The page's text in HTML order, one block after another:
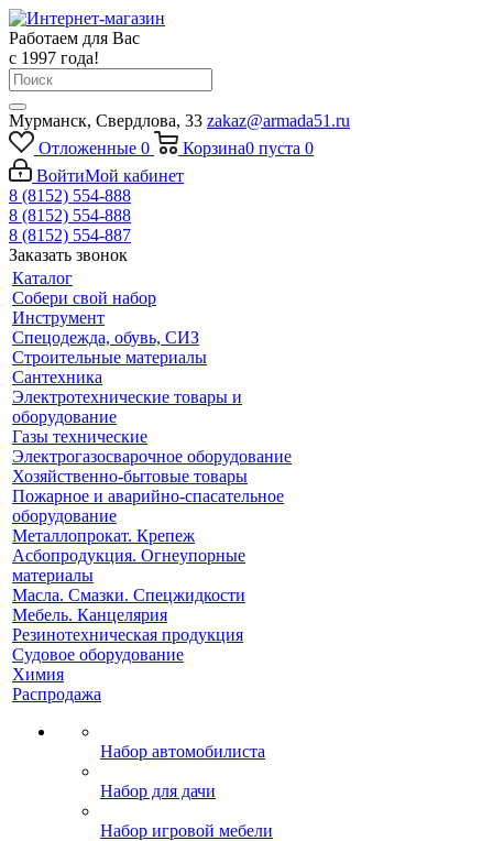
Работаем для Вас
с 1997 года!
Мурманск, Свердлова, 33 zakaz@armada51.ru
Отложенные 0 Корзина0 пуста 0
ВойтиМой кабинет
8 (8152) 554-888
8 (8152) 554-888
8 (8152) 554-887
Заказать звонок
Каталог
Собери свой набор
Инструмент
Спецодежда, обувь, СИЗ
Строительные материалы
Сантехника
Электротехнические товары и
оборудование
Газы технические
Электрогазосварочное оборудование
Хозяйственно-бытовые товары
Пожарное и аварийно-спасательное
оборудование
Металлопрокат. Крепеж
Асбопродукция. Огнеупорные
материалы
Масла. Смазки. Спецжидкости
Мебель. Канцелярия
Резинотехническая продукция
Судовое оборудование
Химия
Распродажа
Набор автомобилиста
Набор для дачи
Набор игровой мебели